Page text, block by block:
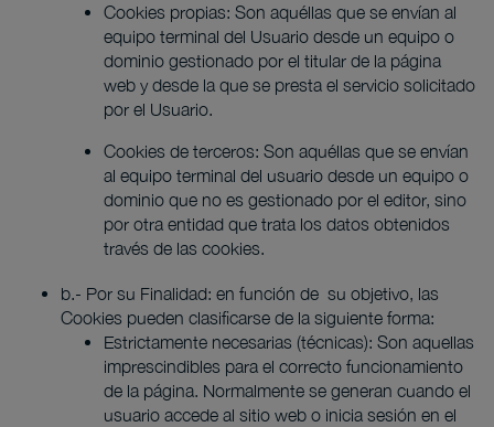
Cookies propias: Son aquéllas que se envían al
equipo terminal del Usuario desde un equipo o
dominio gestionado por el titular de la página
web y desde la que se presta el servicio solicitado
por el Usuario.
Cookies de terceros: Son aquéllas que se envían
al equipo terminal del usuario desde un equipo o
dominio que no es gestionado por el editor, sino
por otra entidad que trata los datos obtenidos
través de las cookies.
b.- Por su Finalidad: en función de su objetivo, las
Cookies pueden clasificarse de la siguiente forma:
Estrictamente necesarias (técnicas): Son aquellas
imprescindibles para el correcto funcionamiento
de la página. Normalmente se generan cuando el
usuario accede al sitio web o inicia sesión en el